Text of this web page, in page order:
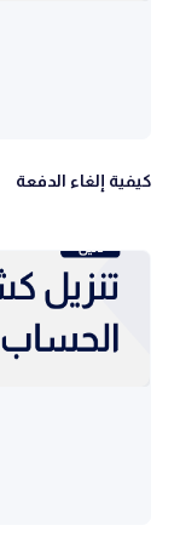
كيفية إلغاء الدفعة